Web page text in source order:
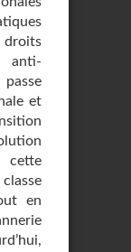
anti-
et
cette
en